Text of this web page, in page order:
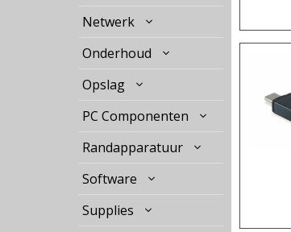
Netwerk
Onderhoud
Opslag
PC Componenten
Randapparatuur
Software
Supplies